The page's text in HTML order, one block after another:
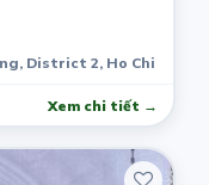
District 2, Ho Chi Minh
Xem chi tiết →